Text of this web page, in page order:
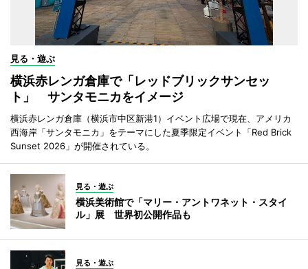
見る・遊ぶ
横浜赤レンガ倉庫で「レッドブリックサンセッ
ト」 サンタモニカをイメージ
横浜赤レンガ倉庫（横浜市中区新港1）イベント広場で現在、アメリカ
西海岸「サンタモニカ」をテーマにした夏季限定イベント「Red Brick
Sunset 2026」が開催されている。
見る・遊ぶ
横浜美術館で「マリー・アントワネット・スタイ
ル」展 世界初公開作品も
見る・遊ぶ